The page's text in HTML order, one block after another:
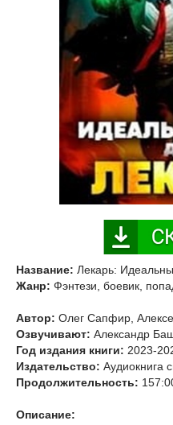
Название: Лекарь:
Жанр: Фэнтези, боевик,
Автор: Олег Сапфир,
Озвучивают: Александр
Год издания книги: 2023-
Издательство: Аудиокнига
Продолжительность:
Описание: